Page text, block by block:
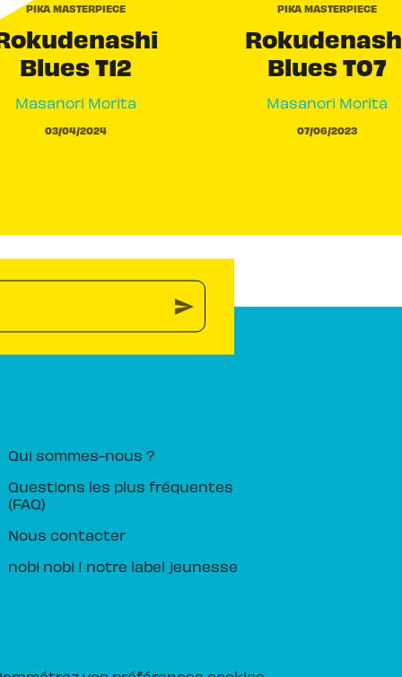
PIKA MASTERPIECE
Blues T12
Masanori Morita
03/04/2024
PIKA MASTERPIECE
Blues T07
Masanori Morita
07/06/2023
send
Qui sommes-nous ?
Questions les plus fréquentes
(FAQ)
Nous contacter
nobi nobi ! notre label jeunesse